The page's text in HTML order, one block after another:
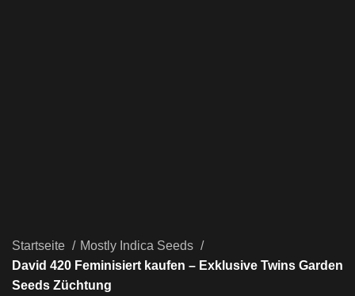
Startseite
Mostly Indica Seeds
David 420 Feminisiert kaufen – Exklusive Twins Garden
Seeds Züchtung